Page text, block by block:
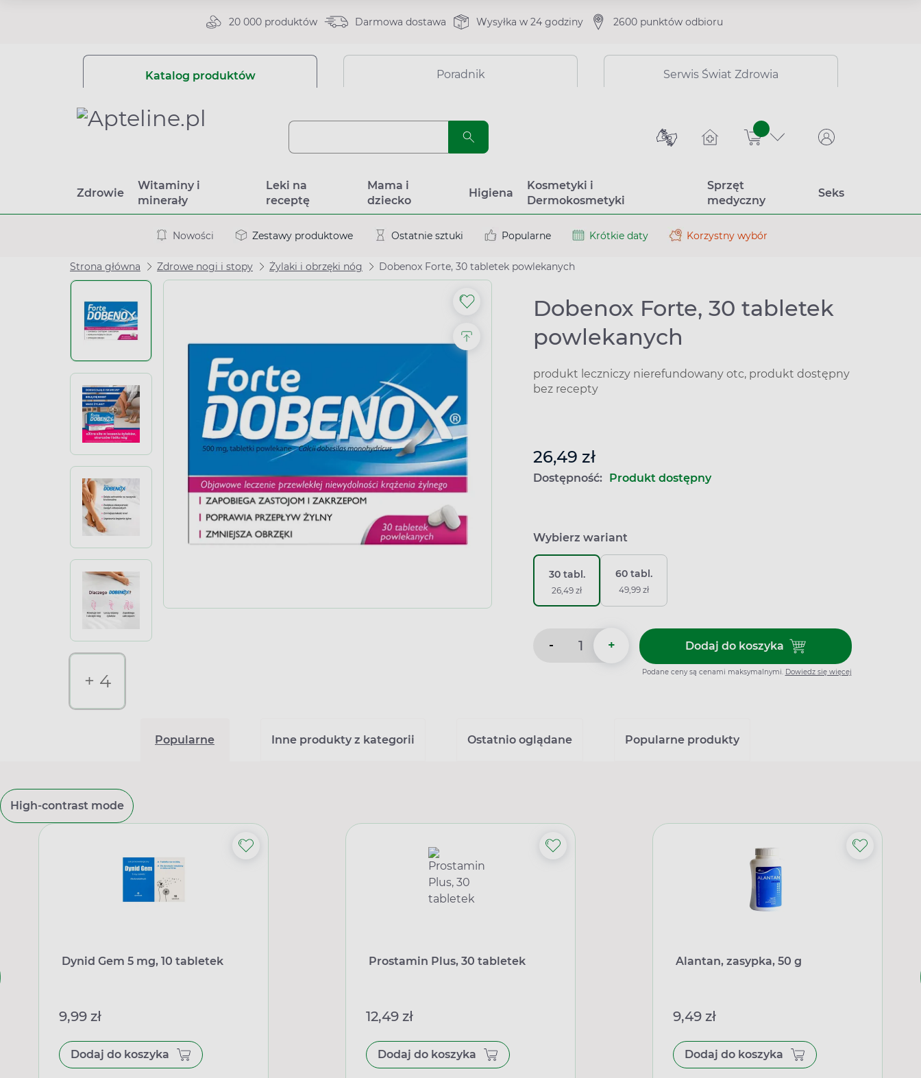
20 000 produktów Darmowa dostawa Wysyłka w 24 godziny 2600 punktów odbioru
Katalog produktów Poradnik Serwis Świat Zdrowia
sztuk
Zdrowie
Witaminy i
minerały
Leki na
receptę
Mama i
dziecko
Higiena
Kosmetyki i
Dermokosmetyki
Sprzęt
medyczny
Seks
Nowości Zestawy produktowe Ostatnie sztuki Popularne Krótkie daty Korzystny wybór
Strona główna Zdrowe nogi i stopy Żylaki i obrzęki nóg Dobenox Forte, 30 tabletek powlekanych
Dobenox Forte, 30 tabletek
powlekanych
produkt leczniczy nierefundowany otc, produkt dostępny
bez recepty
+ 4
26,49 zł
Dostępność: Produkt dostępny
Wybierz wariant
30 tabl.
26,49 zł
60 tabl.
49,99 zł
- + Dodaj do koszykaDodaj do koszyka Dobenox
Podane ceny są cenami maksymalnymi. Dowiedz się więcej
Popularne Inne produkty z kategorii Ostatnio oglądane Popularne produkty
High-contrast mode
Dynid Gem 5 mg, 10 tabletek
9,99 zł
Dodaj do koszyka
Prostamin Plus, 30 tabletek
12,49 zł
Dodaj do koszyka
Alantan, zasypka, 50 g
9,49 zł
Dodaj do koszyka